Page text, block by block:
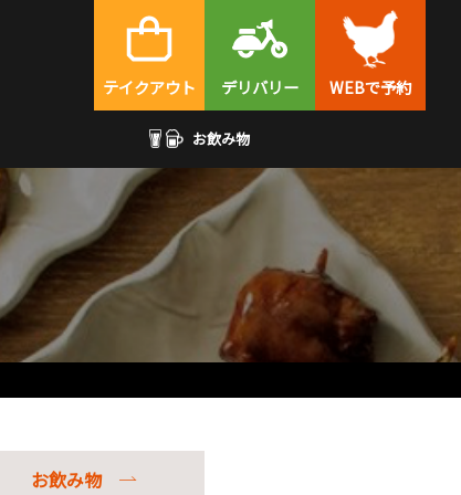
テイクアウト デリバリー WEBで予約
お飲み物
お飲み物